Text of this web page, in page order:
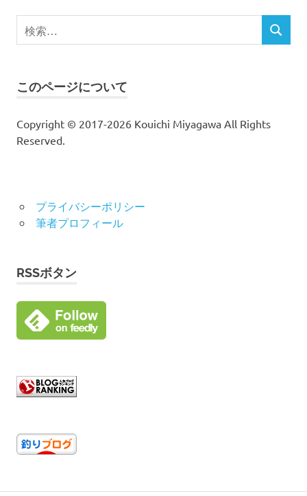
検
索
検
このページについて
Copyright © 2017-2026 Kouichi Miyagawa All Rights
Reserved.
プライバシーポリシー
筆者プロフィール
RSSボタン